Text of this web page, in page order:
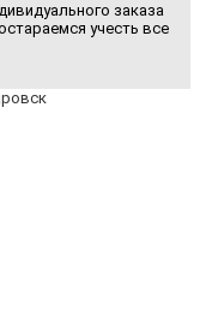
заказа
учесть все